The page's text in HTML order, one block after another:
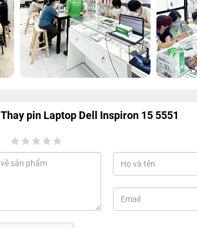
Thay pin Laptop Dell Inspiron 15 5551